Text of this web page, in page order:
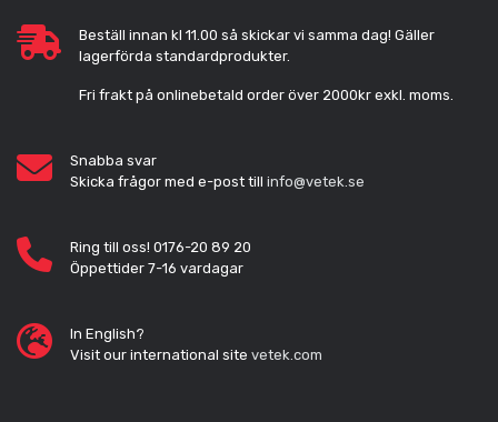
Beställ innan kl 11.00 så skickar vi samma dag! Gäller
lagerförda standardprodukter.
Fri frakt på onlinebetald order över 2000kr exkl. moms.
Snabba svar
Skicka frågor med e-post till info@vetek.se
Ring till oss! 0176-20 89 20
Öppettider 7-16 vardagar
In English?
Visit our international site vetek.com